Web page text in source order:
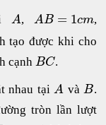
A, AB = 1cm,
tạo được khi cho
cạnh BC.
nhau tại A và B.
tròn lần lượt